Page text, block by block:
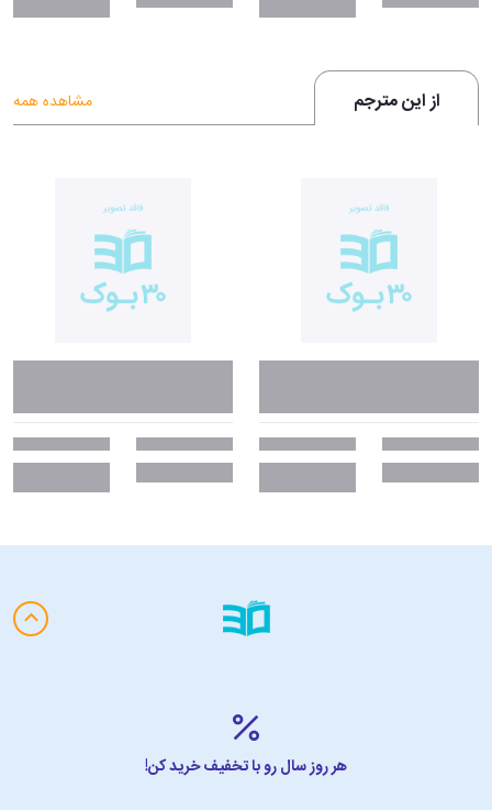
از این مترجم مشاهده همه
هر روز سال رو با تخفیف خرید کن!